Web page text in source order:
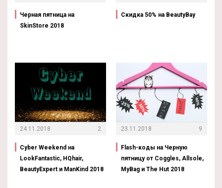
Черная пятница на
SkinStore 2018
24.11.2018 2
Cyber Weekend на
LookFantastic, HQhair,
BeautyExpert и ManKind 2018
Скидка 50% на BeautyBay
23.11.2018 9
Flash-коды на Черную
пятницу от Coggles, Allsole,
MyBag и The Hut 2018